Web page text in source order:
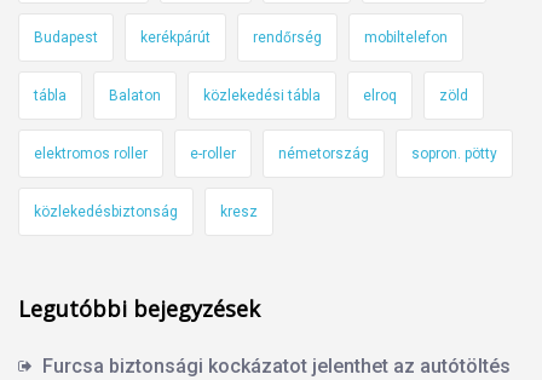
Budapest kerékpárút rendőrség mobiltelefon
tábla Balaton közlekedési tábla elroq zöld
elektromos roller e-roller németország sopron. pötty
közlekedésbiztonság kresz
Legutóbbi bejegyzések
Furcsa biztonsági kockázatot jelenthet az autótöltés